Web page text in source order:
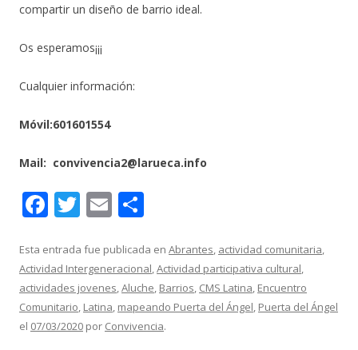
compartir un diseño de barrio ideal.
Os esperamos¡¡¡
Cualquier información:
Móvil:601601554
Mail: convivencia2@larueca.info
F
ac
e
b
o
o
T
w
itt
er
E
m
ai
l
m
p
ar
ti
Esta entrada fue publicada en Abrantes actividad comunitaria
Actividad Intergeneracional Actividad participativa cultural
actividades jovenes Aluche Barrios CMS Latina Encuentro
Comunitario Latina mapeando Puerta del Ángel Puerta del Ángel
el 07/03/2020 por Convivencia.